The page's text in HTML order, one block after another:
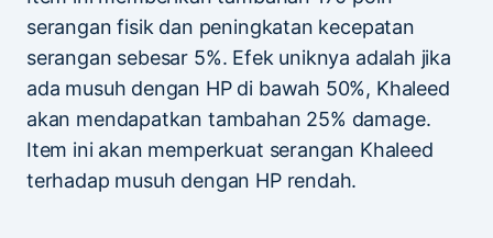
serangan fisik dan peningkatan kecepatan
serangan sebesar 5%. Efek uniknya adalah jika
ada musuh dengan HP di bawah 50%, Khaleed
akan mendapatkan tambahan 25% damage.
Item ini akan memperkuat serangan Khaleed
terhadap musuh dengan HP rendah.